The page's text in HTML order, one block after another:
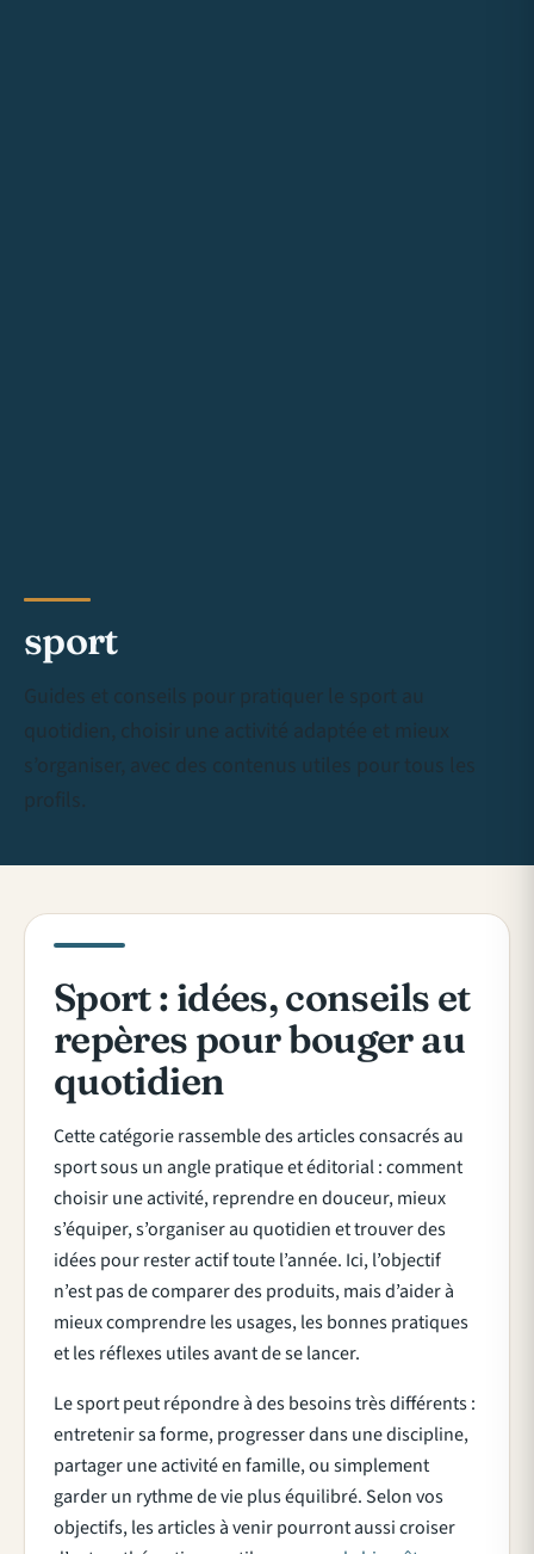
sport
Guides et conseils pour pratiquer le sport au
quotidien, choisir une activité adaptée et mieux
s’organiser, avec des contenus utiles pour tous les
profils.
Sport : idées, conseils et
repères pour bouger au
quotidien
Cette catégorie rassemble des articles consacrés au
sport sous un angle pratique et éditorial : comment
choisir une activité, reprendre en douceur, mieux
s’équiper, s’organiser au quotidien et trouver des
idées pour rester actif toute l’année. Ici, l’objectif
n’est pas de comparer des produits, mais d’aider à
mieux comprendre les usages, les bonnes pratiques
et les réflexes utiles avant de se lancer.
Le sport peut répondre à des besoins très différents :
entretenir sa forme, progresser dans une discipline,
partager une activité en famille, ou simplement
garder un rythme de vie plus équilibré. Selon vos
objectifs, les articles à venir pourront aussi croiser